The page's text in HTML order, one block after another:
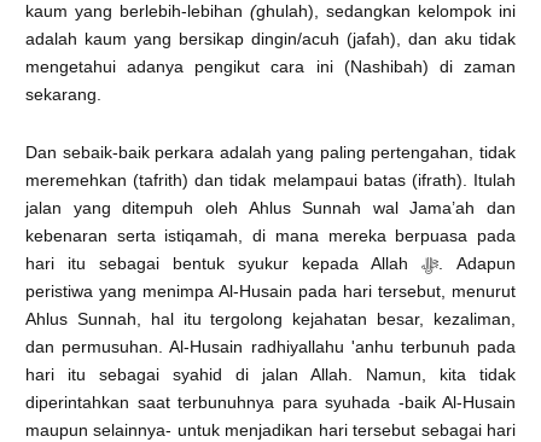
kaum yang berlebih-lebihan (ghulah), sedangkan kelompok ini
adalah kaum yang bersikap dingin/acuh (jafah), dan aku tidak
mengetahui adanya pengikut cara ini (Nashibah) di zaman
sekarang.
Dan sebaik-baik perkara adalah yang paling pertengahan, tidak
meremehkan (tafrith) dan tidak melampaui batas (ifrath). Itulah
jalan yang ditempuh oleh Ahlus Sunnah wal Jama’ah dan
kebenaran serta istiqamah, di mana mereka berpuasa pada
hari itu sebagai bentuk syukur kepada Allah ﷻ. Adapun
peristiwa yang menimpa Al-Husain pada hari tersebut, menurut
Ahlus Sunnah, hal itu tergolong kejahatan besar, kezaliman,
dan permusuhan. Al-Husain radhiyallahu 'anhu terbunuh pada
hari itu sebagai syahid di jalan Allah. Namun, kita tidak
diperintahkan saat terbunuhnya para syuhada -baik Al-Husain
maupun selainnya- untuk menjadikan hari tersebut sebagai hari